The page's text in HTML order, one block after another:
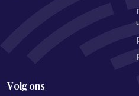
Volg ons